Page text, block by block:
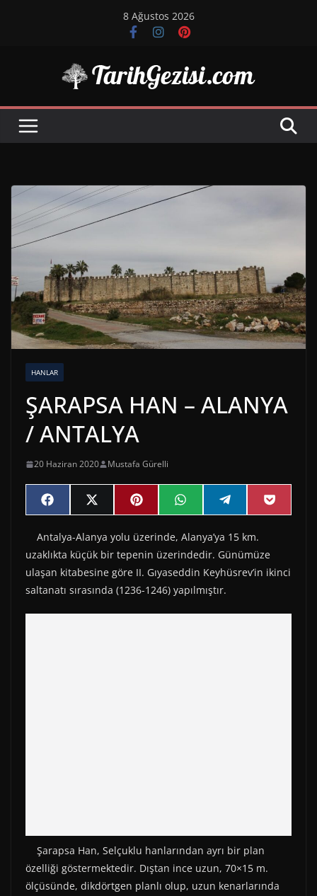
8 Ağustos 2026
HANLAR
ŞARAPSA HAN – ALANYA
/ ANTALYA
20 Haziran 2020 Mustafa Gürelli
Share
on
F
a
e
b
o
o
k
Share
on
X
(
w
i
t
t
e
r
Share
on
P
i
t
e
r
e
s
t
Share
on
W
h
t
s
A
p
p
Share
on
e
e
g
r
a
Share
on
P
o
Antalya-Alanya yolu üzerinde, Alanya’ya 15 km.
uzaklıkta küçük bir tepenin üzerindedir. Günümüze
ulaşan kitabesine göre II. Gıyaseddin Keyhüsrev’in ikinci
saltanatı sırasında (1236-1246) yapılmıştır.
Şarapsa Han, Selçuklu hanlarından ayrı bir plan
özelliği göstermektedir. Dıştan ince uzun, 70×15 m.
ölçüsünde, dikdörtgen planlı olup, uzun kenarlarında